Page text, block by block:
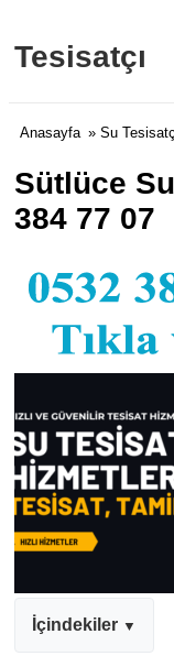
Tesisatçı
Anasayfa » Su
Sütlüce
384 77 07
İçindekiler